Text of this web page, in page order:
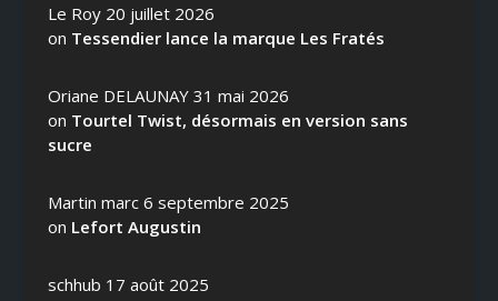
Le Roy 20 juillet 2026
on Tessendier lance la marque Les Fratés
Oriane DELAUNAY 31 mai 2026
on Tourtel Twist, désormais en version sans
sucre
Martin marc 6 septembre 2025
on Lefort Augustin
schhub 17 août 2025